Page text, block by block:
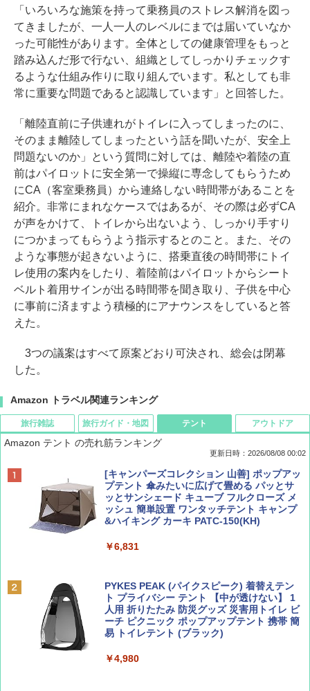
「いろいろな施策を持って乗務員のストレス解消を図っ
てきましたが、一人一人のレベルにまでは届いていなか
った可能性があります。全体としての健康管理をもっと
踏み込んだ形で行ない、組織としてしっかりチェックす
るような仕組み作りに取り組んでいます。私としても非
常に重要な問題であると認識しています」と回答した。
「離陸直前に子供連れがトイレに入ってしまったのに、
そのまま離陸してしまったという話を聞いたが、安全上
問題ないのか」という質問に対しては、離陸や着陸の直
前はパイロットに安全第一で操縦に専念してもらうため
にCA（客室乗務員）から連絡しない時間帯があることを
紹介。非常にまれなケースではあるが、その際は必ずCA
が声をかけて、トイレから出ないよう、しっかり手すり
につかまってもらうよう指示するとのこと。また、その
ような事態が起きないように、搭乗直後の時間帯にトイ
レ使用の案内をしたり、着陸前はパイロットからシート
ベルト着用サインが出る時間帯を聞き取り、子供を中心
に事前に済ますよう積極的にアナウンスをしていると答
えた。
3つの議案はすべて原案どおり可決され、総会は閉幕
した。
Amazon トラベル関連ランキング
旅行雑誌
BE-PAL(ビ-パル) 2026年 9 月号【特別付録:
SOTO ミニマル"旅"財布 ランダム2種】
￥1,500
￥713
旅行ガイド・地図
D40 地球の歩き方 チェンマイ タイ北部の魅
力的な町 2026～2027 地球の歩き方D アジア
￥2,079
￥2,695
テント
Amazon テント の売れ筋ランキング
更新日時：2026/08/08 00:02
[キャンパーズコレクション 山善] ポップアッ
プテント 傘みたいに広げて畳める パッとサ
ッとサンシェード キューブ フルクローズ メ
ッシュ 簡単設置 ワンタッチテント キャンプ
&ハイキング カーキ PATC-150(KH)
￥6,831
PYKES PEAK (パイクスピーク) 着替えテン
ト プライバシー テント 【中が透けない】 1
人用 折りたたみ 防災グッズ 災害用トイレ ビ
ーチ ピクニック ポップアップテント 携帯 簡
易 トイレテント (ブラック)
￥4,980
アウトドア